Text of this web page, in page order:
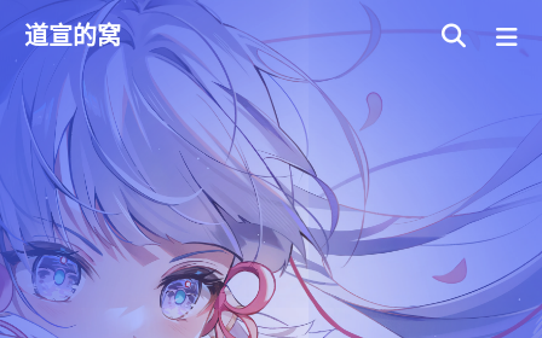
道宣的窝